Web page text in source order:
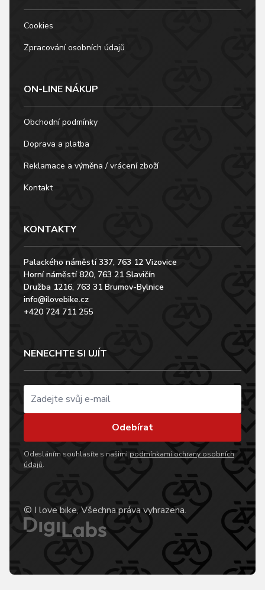
Cookies
Zpracování osobních údajů
ON-LINE NÁKUP
Obchodní podmínky
Doprava a platba
Reklamace a výměna / vrácení zboží
Kontakt
KONTAKTY
Palackého náměstí 337, 763 12 Vizovice
Horní náměstí 820, 763 21 Slavičín
Družba 1216, 763 31 Brumov-Bylnice
info@ilovebike.cz
+420 724 711 255
NENECHTE SI UJÍT
Odebírat
Odesláním souhlasíte s našimi podmínkami ochrany osobních
údajů.
© I love bike, Všechna práva vyhrazena.